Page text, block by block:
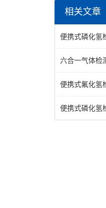
相关文章
六合一气体检